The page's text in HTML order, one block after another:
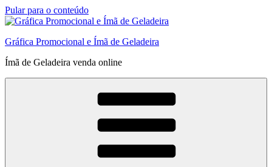
Pular para o conteúdo
Gráfica Promocional e Ímã de Geladeira
Ímã de Geladeira venda online